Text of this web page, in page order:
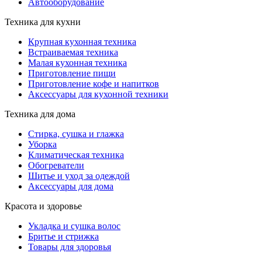
Автооборудование
Техника для кухни
Крупная кухонная техника
Встраиваемая техника
Малая кухонная техника
Приготовление пищи
Приготовление кофе и напитков
Аксессуары для кухонной техники
Техника для дома
Стирка, сушка и глажка
Уборка
Климатическая техника
Обогреватели
Шитье и уход за одеждой
Аксессуары для дома
Красота и здоровье
Укладка и сушка волос
Бритье и стрижка
Товары для здоровья